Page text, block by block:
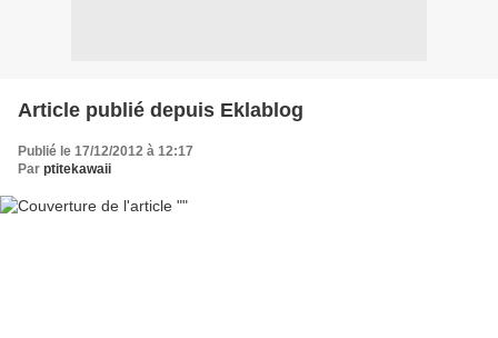
Article publié depuis Eklablog
Publié le 17/12/2012 à 12:17
Par ptitekawaii